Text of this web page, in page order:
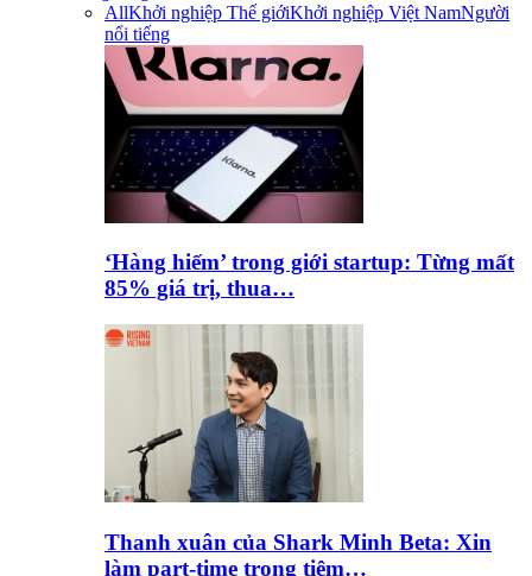
AllKhởi nghiệp Thế giớiKhởi nghiệp Việt NamNgười
nổi tiếng
‘Hàng hiếm’ trong giới startup: Từng mất
85% giá trị, thua…
Thanh xuân của Shark Minh Beta: Xin
làm part-time trong tiệm…